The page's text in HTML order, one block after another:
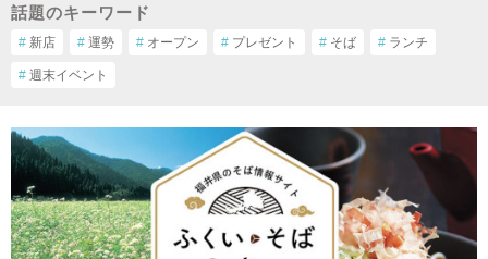
話題のキーワード
# 新店 # 運勢 # オープン # プレゼント # そば # ランチ
# 週末イベント